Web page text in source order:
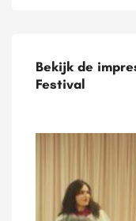
Bekijk de
Festival